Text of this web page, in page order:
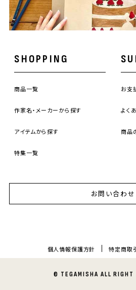
SHOPPING
商品一覧
作家名・メーカーから探す
アイテムから探す
特集一覧
お支
よく
商品
お問い合わせ
個人情報保護方針 特定商取
© TEGAMISHA ALL RIGHT